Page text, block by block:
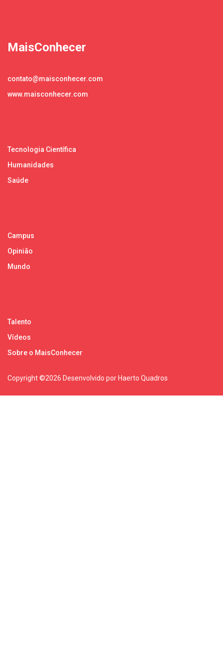
MaisConhecer
contato@maisconhecer.com
www.maisconhecer.com
Tecnologia Científica
Humanidades
Saúde
Campus
Opinião
Mundo
Talento
Vídeos
Sobre o MaisConhecer
Copyright ©2026 Desenvolvido por Haerto Quadros